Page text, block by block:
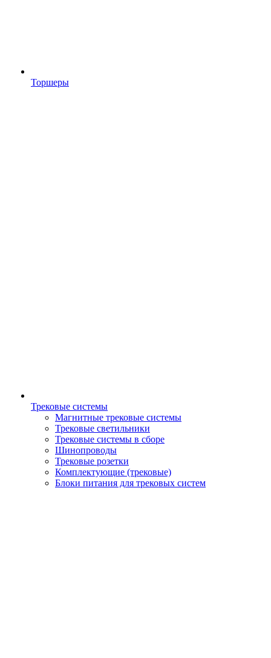
Торшеры
Трековые системы
Магнитные трековые системы
Трековые светильники
Трековые системы в сборе
Шинопроводы
Трековые розетки
Комплектующие (трековые)
Блоки питания для трековых систем